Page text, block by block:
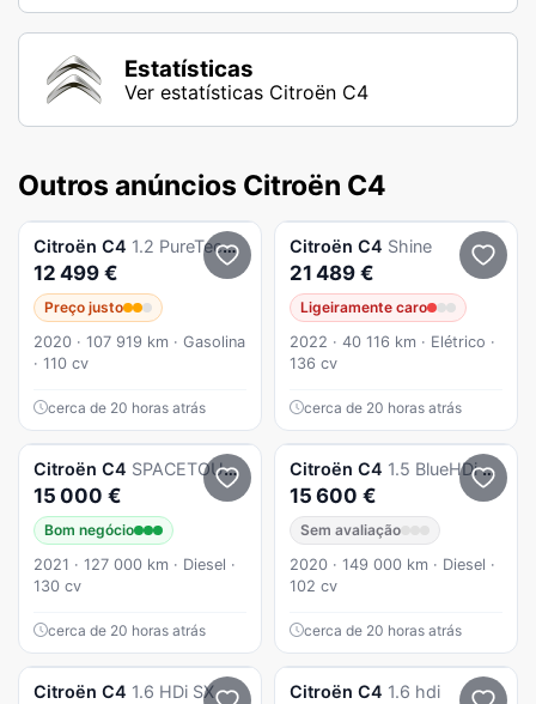
Estatísticas
Ver estatísticas Citroën C4
Outros anúncios Citroën C4
Citroën C4 1.2 PureTech Feel Business
12 499 €
Preço justo
2020 · 107 919 km · Gasolina
· 110 cv
cerca de 20 horas atrás
Citroën C4 Shine
21 489 €
Ligeiramente caro
2022 · 40 116 km · Elétrico ·
136 cv
cerca de 20 horas atrás
Citroën C4 SPACETOURER
15 000 €
Bom negócio
2021 · 127 000 km · Diesel ·
130 cv
cerca de 20 horas atrás
Citroën C4 1.5 BlueHDi Feel Pack
15 600 €
Sem avaliação
2020 · 149 000 km · Diesel ·
102 cv
cerca de 20 horas atrás
Citroën C4 1.6 HDi SX Citroën C4 1.6 hdi